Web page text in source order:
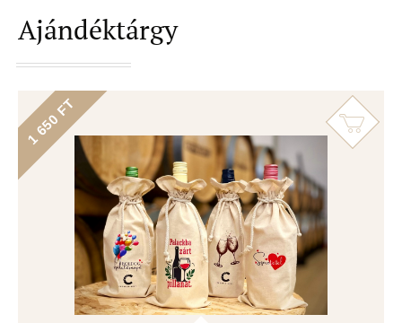
Ajándéktárgy
1 650 FT